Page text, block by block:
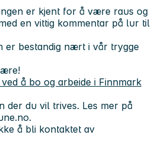
er kjent for å være raus og
en vittig kommentar på lur til
er bestandig nært i vår trygge
å bo og arbeide i Finnmark
der du vil trives. Les mer på
å bli kontaktet av